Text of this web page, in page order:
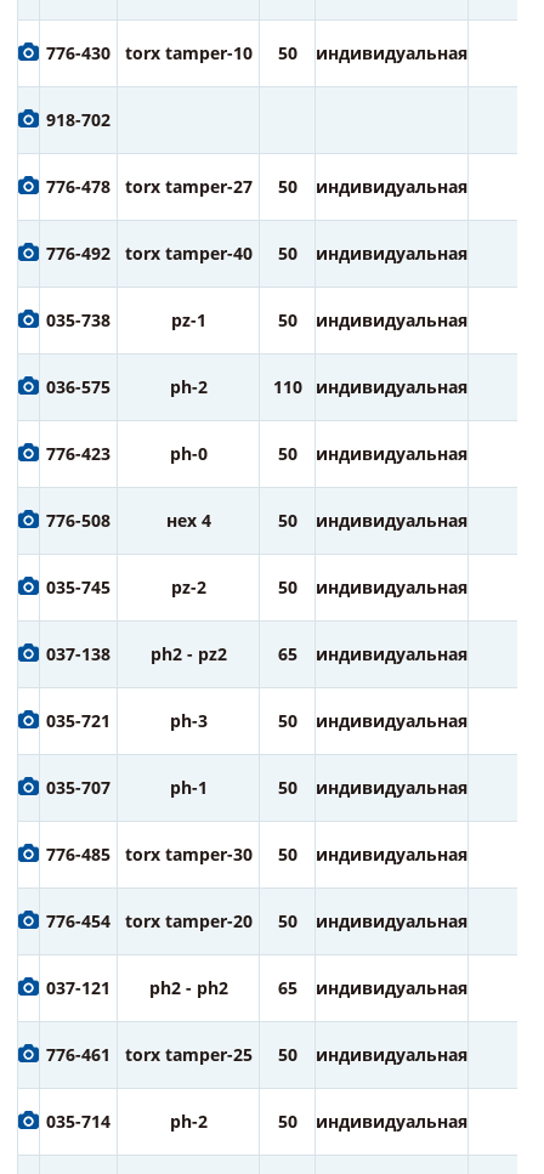
776-430 torx tamper-10 50 индивидуальная
918-702
776-478 torx tamper-27 50 индивидуальная
776-492 torx tamper-40 50 индивидуальная
035-738 pz-1 50 индивидуальная
036-575 ph-2 110 индивидуальная
776-423 ph-0 50 индивидуальная
776-508 нех 4 50 индивидуальная
035-745 pz-2 50 индивидуальная
037-138 ph2 - pz2 65 индивидуальная
035-721 ph-3 50 индивидуальная
035-707 ph-1 50 индивидуальная
776-485 torx tamper-30 50 индивидуальная
776-454 torx tamper-20 50 индивидуальная
037-121 ph2 - ph2 65 индивидуальная
776-461 torx tamper-25 50 индивидуальная
035-714 ph-2 50 индивидуальная